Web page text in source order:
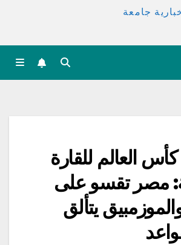
جامعة
العالم للقارة
مصر تقسو على
يتألق